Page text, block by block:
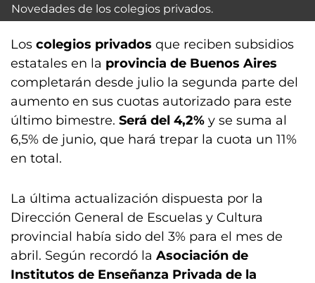
Novedades de los colegios privados.
Los colegios privados que reciben subsidios
estatales en la provincia de Buenos Aires
completarán desde julio la segunda parte del
aumento en sus cuotas autorizado para este
último bimestre. Será del 4,2% y se suma al
6,5% de junio, que hará trepar la cuota un 11%
en total.
La última actualización dispuesta por la
Dirección General de Escuelas y Cultura
provincial había sido del 3% para el mes de
abril. Según recordó la Asociación de
Institutos de Enseñanza Privada de la